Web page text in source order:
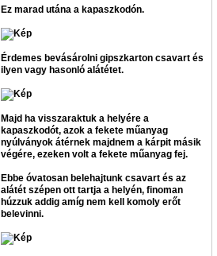
Ez marad utána a kapaszkodón.
Érdemes bevásárolni gipszkarton csavart és
ilyen vagy hasonló alátétet.
Majd ha visszaraktuk a helyére a
kapaszkodót, azok a fekete műanyag
nyúlványok átérnek majdnem a kárpit másik
végére, ezeken volt a fekete műanyag fej.
Ebbe óvatosan belehajtunk csavart és az
alátét szépen ott tartja a helyén, finoman
húzzuk addig amíg nem kell komoly erőt
belevinni.